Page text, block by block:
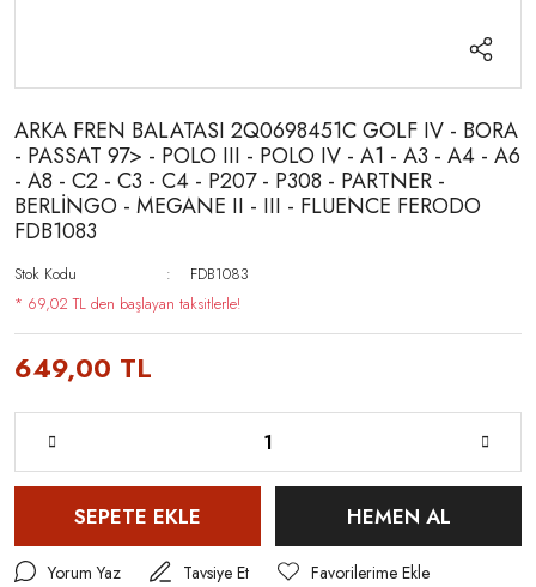
ARKA FREN BALATASI 2Q0698451C GOLF IV - BORA
- PASSAT 97> - POLO III - POLO IV - A1 - A3 - A4 - A6
- A8 - C2 - C3 - C4 - P207 - P308 - PARTNER -
BERLİNGO - MEGANE II - III - FLUENCE FERODO
FDB1083
Stok Kodu
FDB1083
* 69,02 TL den başlayan taksitlerle!
649,00 TL
SEPETE EKLE HEMEN AL
Yorum Yaz
Tavsiye Et